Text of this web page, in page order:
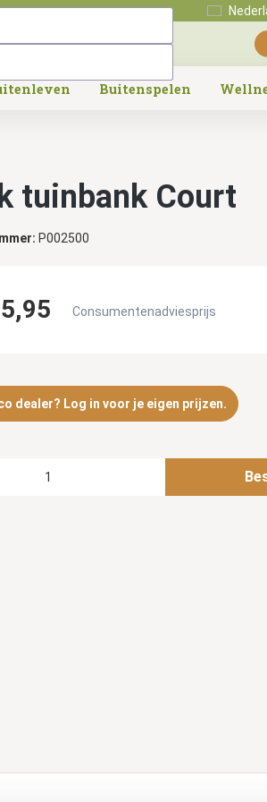
Buitenspelen
tuinbank Court
P002500
Consumentenadviesprijs
dealer? Log in voor je eigen prijzen.